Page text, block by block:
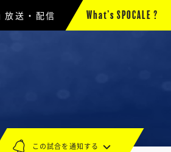
放送・配信 What’s SPOCALE ?
この試合を通知する